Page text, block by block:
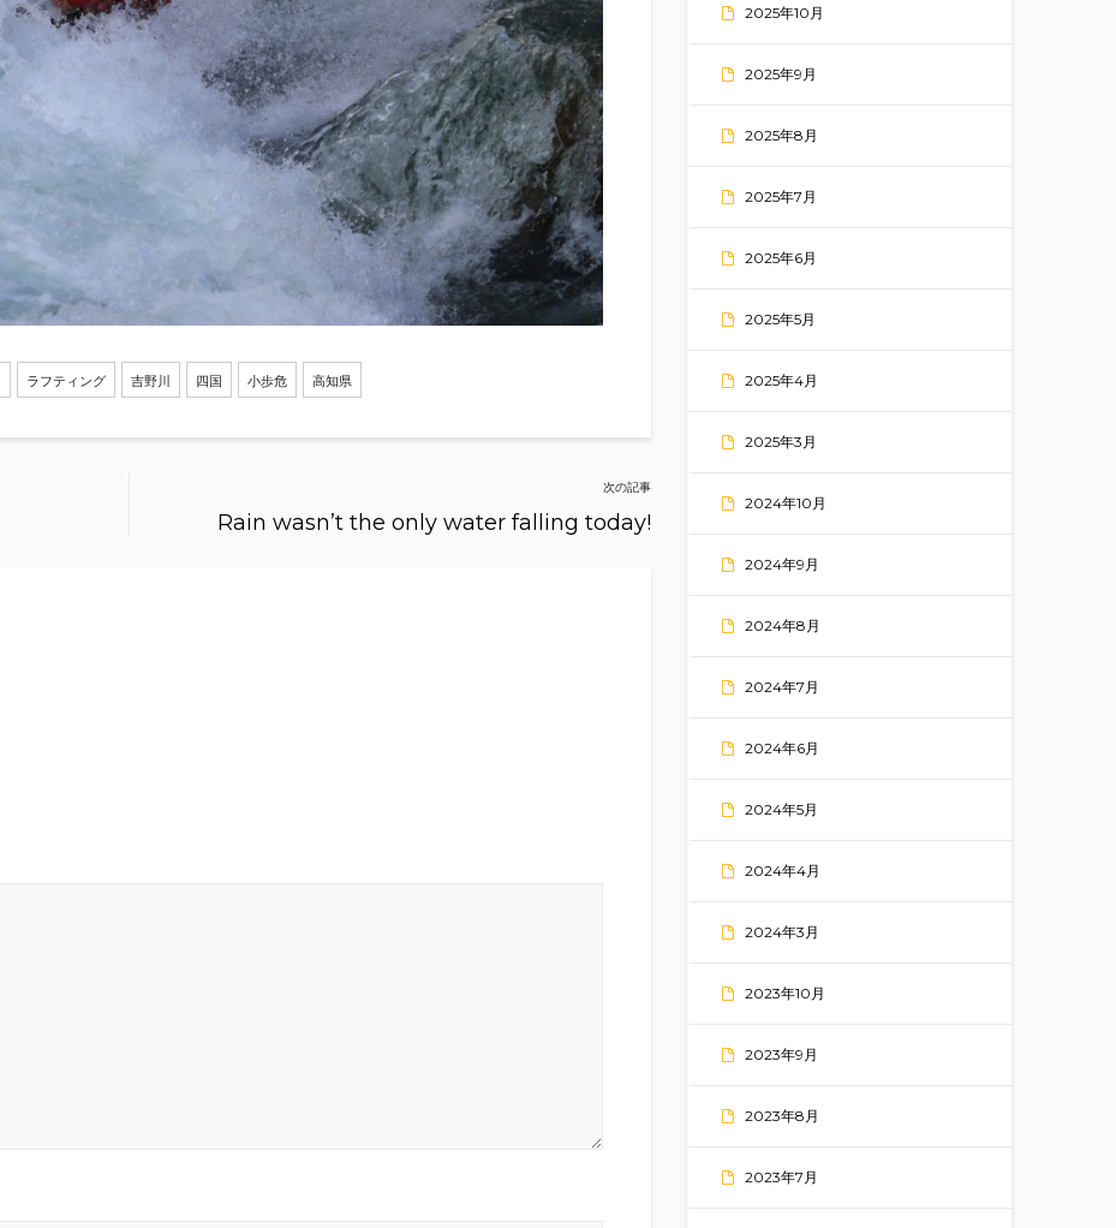
ラフティング 吉野川 四国 小歩危 高知県
次の記事
Rain wasn’t the only water falling today!
2025年10月
2025年9月
2025年8月
2025年7月
2025年6月
2025年5月
2025年4月
2025年3月
2024年10月
2024年9月
2024年8月
2024年7月
2024年6月
2024年5月
2024年4月
2024年3月
2023年10月
2023年9月
2023年8月
2023年7月